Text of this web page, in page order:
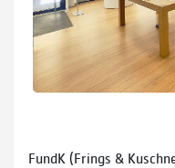
FundK (Frings &